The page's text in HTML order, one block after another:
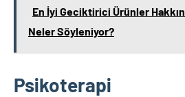
En İyi Geciktirici Ürünler
Neler Söyleniyor?
Psikoterapi